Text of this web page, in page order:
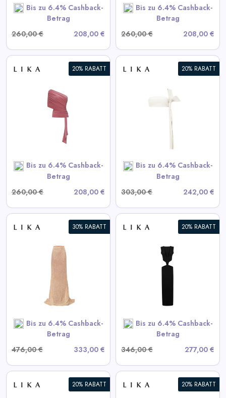
Bis zu 6.4% Cashback-
Betrag
260,00 €
208,00 €
Bis zu 6.4% Cashback-
Betrag
260,00 €
208,00 €
20% RABATT
Bis zu 6.4% Cashback-
Betrag
260,00 €
208,00 €
20% RABATT
Bis zu 6.4% Cashback-
Betrag
303,00 €
242,00 €
Weißes Lederoberteil
View All LIKA Deals
30% RABATT
Bis zu 6.4% Cashback-
Betrag
476,00 €
333,00 €
20% RABATT
Bis zu 6.4% Cashback-
Betrag
346,00 €
277,00 €
Schwarzes Kleid mit
Taillenausschnitten
View All LIKA Deals
SHOP NOW
20% RABATT 20% RABATT